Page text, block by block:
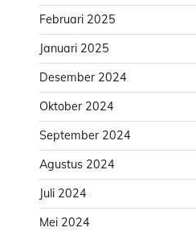
Februari 2025
Januari 2025
Desember 2024
Oktober 2024
September 2024
Agustus 2024
Juli 2024
Mei 2024